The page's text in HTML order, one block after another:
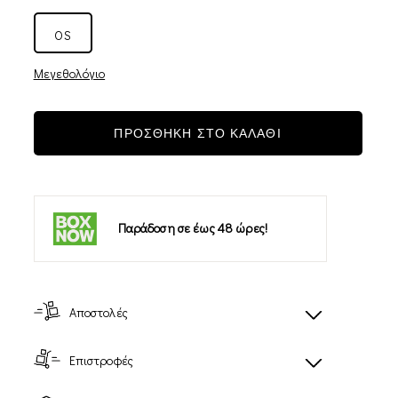
OS
Μεγεθολόγιο
ΠΡΟΣΘΗΚΗ ΣΤΟ ΚΑΛΑΘΙ
Παράδοση σε έως 48 ώρες!
Αποστολές
Επιστροφές
-12%